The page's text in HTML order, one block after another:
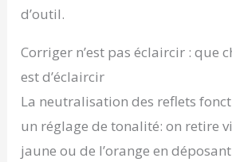
d’outil.
Corriger n’est pas éclaircir : que
est d’éclaircir
La neutralisation des reflets
un réglage de tonalité: on retire
jaune ou de l’orange en